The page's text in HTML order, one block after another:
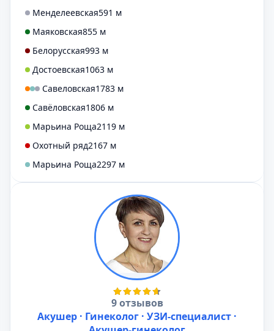
Менделеевская591 м
Маяковская855 м
Белорусская993 м
Достоевская1063 м
Савеловская1783 м
Савёловская1806 м
Марьина Роща2119 м
Охотный ряд2167 м
Марьина Роща2297 м
9 отзывов
Акушер · Гинеколог · УЗИ-специалист ·